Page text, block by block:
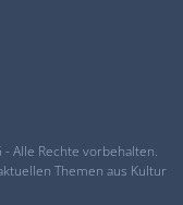
- Alle Rechte vorbehalten.
Themen aus Kultur